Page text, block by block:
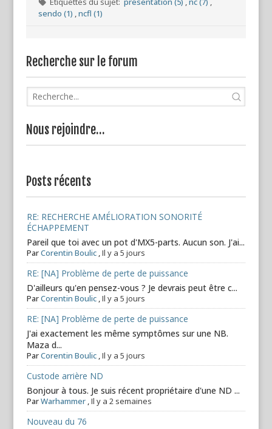
sendo (1) ncfl (1)
Recherche sur le forum
Nous rejoindre…
Posts récents
RE: RECHERCHE AMÉLIORATION SONORITÉ
ÉCHAPPEMENT
Pareil que toi avec un pot d'MX5-parts. Aucun son. J'ai...
ParCorentin Boulic, Il y a 5 jours
RE: [NA] Problème de perte de puissance
D'ailleurs qu'en pensez-vous ? Je devrais peut être c...
ParCorentin Boulic, Il y a 5 jours
RE: [NA] Problème de perte de puissance
J'ai exactement les même symptômes sur une NB.
Maza d...
ParCorentin Boulic, Il y a 5 jours
Custode arrière ND
Bonjour à tous. Je suis récent propriétaire d'une ND ...
ParWarhammer, Il y a 2 semaines
Nouveau du 76